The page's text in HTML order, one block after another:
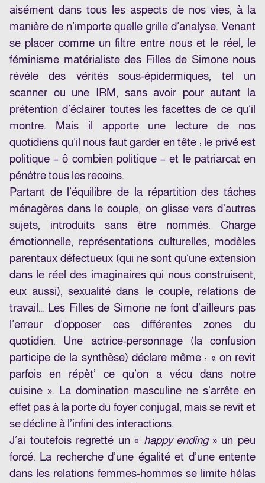
aisément dans tous les aspects de nos vies, à la
manière de n’importe quelle grille d’analyse. Venant
se placer comme un filtre entre nous et le réel, le
féminisme matérialiste des Filles de Simone nous
révèle des vérités sous-épidermiques, tel un
scanner ou une IRM, sans avoir pour autant la
prétention d’éclairer toutes les facettes de ce qu’il
montre. Mais il apporte une lecture de nos
quotidiens qu’il nous faut garder en tête : le privé est
politique – ô combien politique – et le patriarcat en
pénètre tous les recoins.
Partant de l’équilibre de la répartition des tâches
ménagères dans le couple, on glisse vers d’autres
sujets, introduits sans être nommés. Charge
émotionnelle, représentations culturelles, modèles
parentaux défectueux (qui ne sont qu’une extension
dans le réel des imaginaires qui nous construisent,
eux aussi), sexualité dans le couple, relations de
travail… Les Filles de Simone ne font d’ailleurs pas
l’erreur d’opposer ces différentes zones du
quotidien. Une actrice-personnage (la confusion
participe de la synthèse) déclare même : « on revit
parfois en répèt’ ce qu’on a vécu dans notre
cuisine ». La domination masculine ne s’arrête en
effet pas à la porte du foyer conjugal, mais se revit et
se décline à l’infini des interactions.
J’ai toutefois regretté un « happy ending » un peu
forcé. La recherche d’une égalité et d’une entente
dans les relations femmes-hommes se limite hélas